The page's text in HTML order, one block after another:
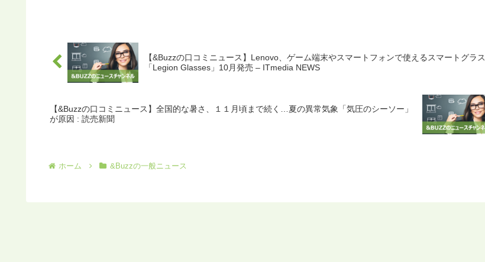
【&Buzzの口コミニュース】Lenovo、ゲーム端末やスマートフォンで使えるスマートグラス
「Legion Glasses」10月発売 – ITmedia NEWS
【&Buzzの口コミニュース】全国的な暑さ、１１月頃まで続く…夏の異常気象「気圧のシーソー」
が原因 : 読売新聞
ホーム &Buzzの一般ニュース